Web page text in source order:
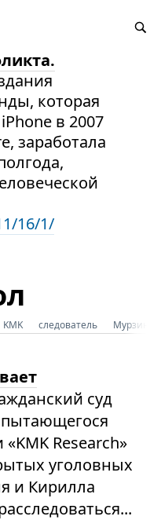
которая
в 2007
заработала
16/1/
KMK следователь Мурзин
суд
Research»
уголовных
и Кирилла